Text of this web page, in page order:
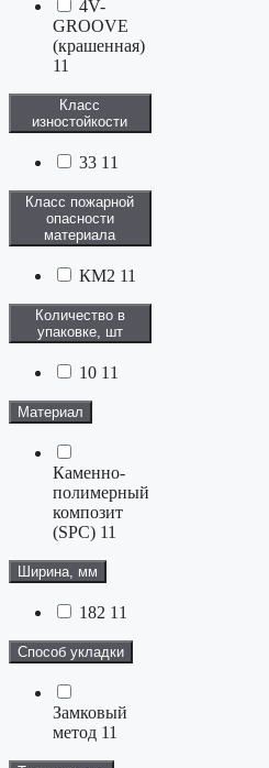
4V-
GROOVE
(крашенная)
11
Класс
изностойкости
33 11
Класс пожарной
опасности
материала
КМ2 11
Количество в
упаковке, шт
10 11
Материал
Каменно-
полимерный
композит
(SPC) 11
Ширина, мм
182 11
Способ укладки
Замковый
метод 11